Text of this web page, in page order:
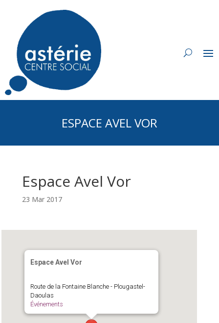
ESPACE AVEL VOR
Espace Avel Vor
23 Mar 2017
Espace Avel Vor
Route de la Fontaine Blanche - Plougastel-
Daoulas
Événements